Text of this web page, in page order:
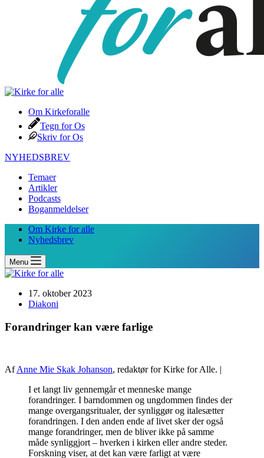
Om Kirkeforalle
Tegn for Os
Skriv for Os
NYHEDSBREV
Temaer
Artikler
Podcasts
Boganmeldelser
Om Kirke for alle
Nyhedsbrev
Menu
17. oktober 2023
Diakoni
Forandringer kan være farlige
AfAnne Mie Skak Johanson, redaktør for Kirke for Alle. |
I et langt liv gennemgår et menneske mange
forandringer. I barndommen og ungdommen findes der
mange overgangsritualer, der synliggør og italesætter
forandringen. I den anden ende af livet sker der også
mange forandringer, men de bliver ikke på samme
måde synliggjort – hverken i kirken eller andre steder.
Forskning viser, at det kan være farligt at være